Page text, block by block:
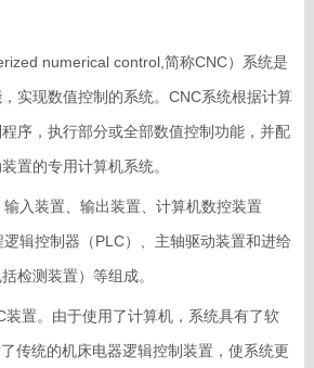
numerical control,简称CNC）系统是
实现数值控制的系统。CNC系统根据计算
序，执行部分或全部数值控制功能，并配
置的专用计算机系统。
入装置、输出装置、计算机数控装置
逻辑控制器（PLC）、主轴驱动装置和进给
检测装置）等组成。
装置。由于使用了计算机，系统具有了软
传统的机床电器逻辑控制装置，使系统更